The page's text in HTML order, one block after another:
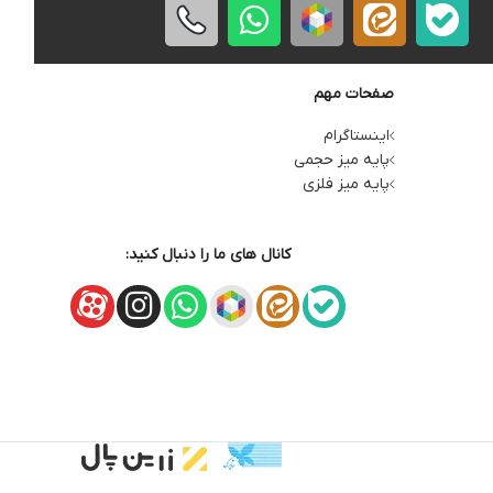
صفحات مهم
اینستاگرام
پایه میز حجمی
پایه میز فلزی
کانال های ما را دنبال کنید: